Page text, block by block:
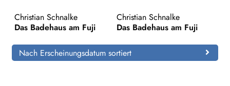
Christian Schnalke
Das Badehaus am Fuji
Christian Schnalke
Das Badehaus am Fuji
Nach Erscheinungsdatum sortiert